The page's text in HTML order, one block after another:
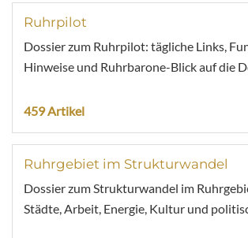
Ruhrpilot
Dossier zum Ruhrpilot: tägliche Links,
Hinweise und Ruhrbarone-Blick auf die
459 Artikel
Ruhrgebiet im Strukturwandel
Dossier zum Strukturwandel im
Städte, Arbeit, Energie, Kultur und